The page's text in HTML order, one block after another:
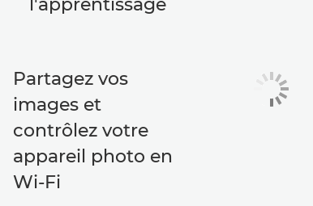
l'apprentissage
Partagez vos
images et
contrôlez votre
appareil photo en
Wi-Fi